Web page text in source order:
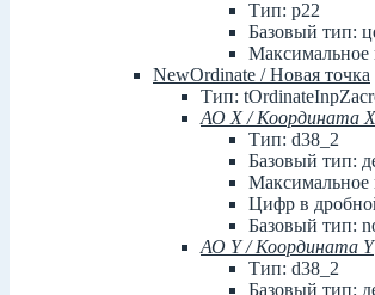
Тип: p22
Базовый тип:
Максимальное
NewOrdinate / Новая точка
Тип:
АО X / Координата X
Тип: d38_2
Базовый тип:
Максимальное
Цифр в
Базовый тип:
АО Y / Координата Y
Тип: d38_2
Базовый тип: